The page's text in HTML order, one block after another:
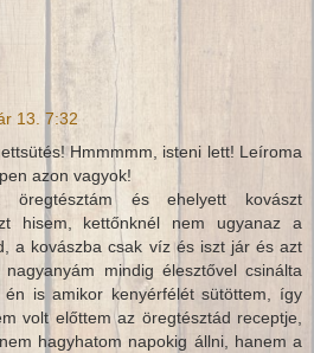
13. 7:32
Hmmmmm, isteni lett! Leíroma
azon vagyok!
és ehelyett kovászt
hisem, kettőnknél nem ugyanaz a
a kovászba csak víz és iszt jár és azt
mindig élesztővel csinálta
is amikor kenyérfélét sütöttem, így
volt előttem az öregtésztád receptje,
hagyhatom napokig állni, hanem a